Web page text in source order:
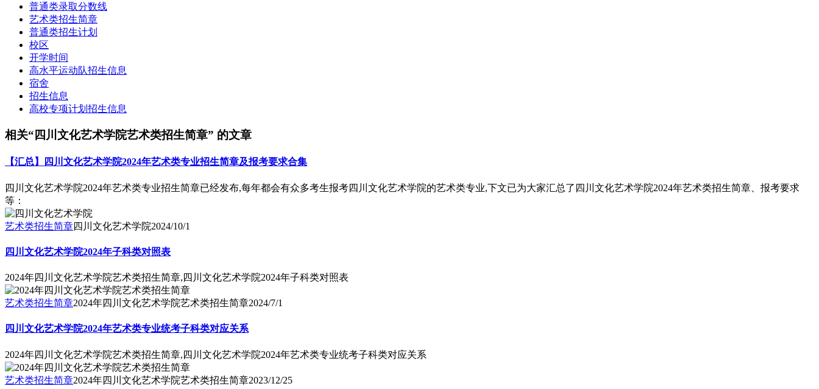
普通类录取分数线
艺术类招生简章
普通类招生计划
校区
开学时间
高水平运动队招生信息
宿舍
招生信息
高校专项计划招生信息
相关“四川文化艺术学院艺术类招生简章” 的文章
【汇总】四川文化艺术学院2024年艺术类专业招生简章及报考要求合集
四川文化艺术学院2024年艺术类专业招生简章已经发布,每年都会有众多考生报考四川文化艺术学院的艺术类专业,下文已为大家汇总了四川文化艺术学院2024年艺术类招生简章、报考要求
等：
艺术类招生简章四川文化艺术学院2024/10/1
四川文化艺术学院2024年子科类对照表
2024年四川文化艺术学院艺术类招生简章,四川文化艺术学院2024年子科类对照表
艺术类招生简章2024年四川文化艺术学院艺术类招生简章2024/7/1
四川文化艺术学院2024年艺术类专业统考子科类对应关系
2024年四川文化艺术学院艺术类招生简章,四川文化艺术学院2024年艺术类专业统考子科类对应关系
艺术类招生简章2024年四川文化艺术学院艺术类招生简章2023/12/25